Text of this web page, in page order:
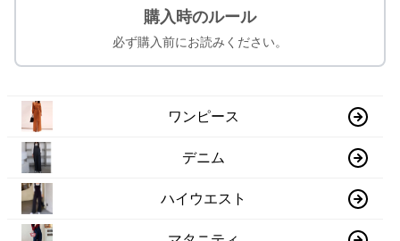
購入時のルール
必ず購入前にお読みください。
ワンピース
デニム
ハイウエスト